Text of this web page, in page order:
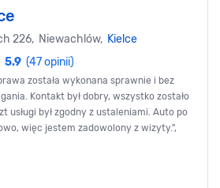
226, Niewachlów, Kielce
5.9 (47 opinii)
została wykonana sprawnie i bez
Kontakt był dobry, wszystko zostało
usługi był zgodny z ustaleniami. Auto po
więc jestem zadowolony z wizyty.",